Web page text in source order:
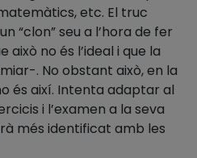
etc. El truc
“clon” seu a l’hora de fer
això no és l’ideal i que la
. No obstant això, en la
és així. Intenta adaptar al
i l’examen a la seva
més identificat amb les